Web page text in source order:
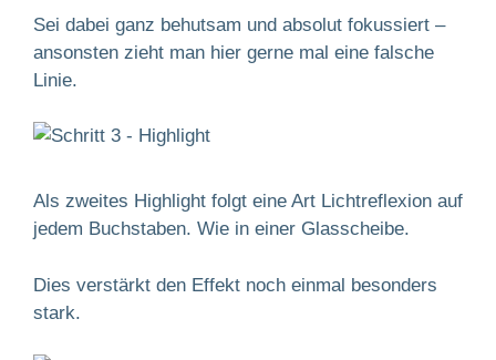
Sei dabei ganz behutsam und absolut fokussiert –
ansonsten zieht man hier gerne mal eine falsche
Linie.
Als zweites Highlight folgt eine Art Lichtreflexion auf
jedem Buchstaben. Wie in einer Glasscheibe.
Dies verstärkt den Effekt noch einmal besonders
stark.